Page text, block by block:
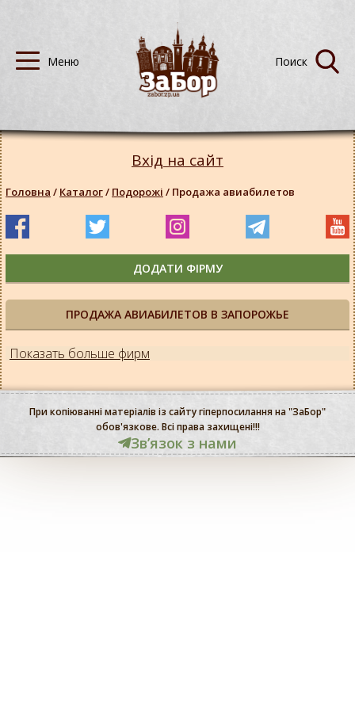
ПРОДАЖА АВИАБИЛЕТОВ В ЗАПОРОЖЬЕ
Показать больше фирм
Вхід на сайт
Головна / Каталог/ Подорожі / Продажа авиабилетов
ДОДАТИ ФІРМУ
При копіюванні матеріалів із сайту гіперпосилання на "ЗаБор"
обов'язкове. Всі права захищені!!!
Звʼязок з нами